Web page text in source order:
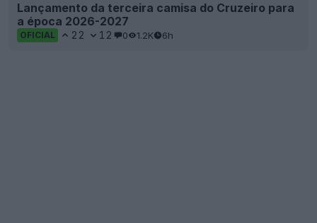
Lançamento da terceira camisa do Cruzeiro para
a época 2026-2027
OFICIAL 22 12 0 1.2K 6h